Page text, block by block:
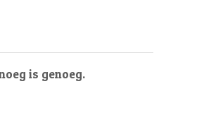
is genoeg.